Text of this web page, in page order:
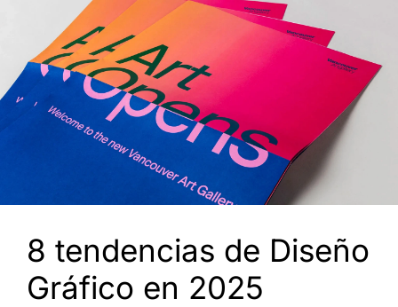
8 tendencias de Diseño
Gráfico en 2025